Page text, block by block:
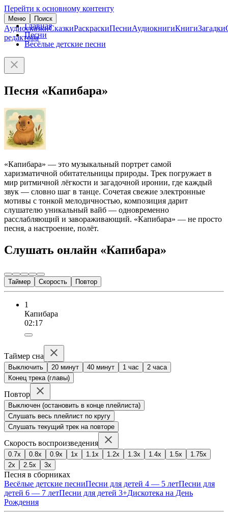
Перейти к основному контенту
Меню Поиск
АудиосказкиСказкиРаскраскиПесниАудиокнигиКнигиЗагадки
редактора
Главная
Песни
Весёлые детские песни
Песня «Капибара»
«Капибара» — это музыкальный портрет самой
харизматичной обитательницы природы. Трек погружает в
мир ритмичной лёгкости и загадочной иронии, где каждый
звук — словно шаг в танце. Сочетая свежие электронные
мотивы с тонкой мелодичностью, композиция дарит
слушателю уникальный вайб — одновременно
расслабляющий и завораживающий. «Капибара» — не просто
песня, а настроение, полёт.
Слушать онлайн «Капибара»
Таймер Скорость Повтор
1
Капибара
02:17
Таймер сна
Выключить 20 минут 40 минут 1 час
2 часа
Конец трека (главы)
Повтор
Выключен (остановить в конце плейлиста)
Слушать весь плейлист по кругу
Слушать текущий трек на повторе
Скорость воспроизведения
0.7x 0.8x 0.9x 1x 1.1x 1.2x 1.3x 1.4x 1.5x
1.75x
2x
2.5x 3x
Песня в сборниках
Весёлые детские песниПесни для детей 4 — 5 летПесни для
детей 6 — 7 летПесни для детей 3+Дискотека на День
Рождения